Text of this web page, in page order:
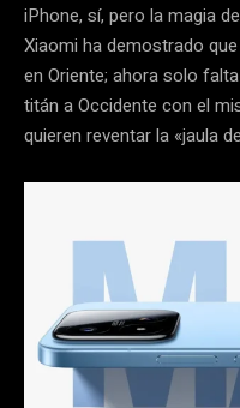
iPhone, sí, pero la magia
Xiaomi ha demostrado
en Oriente; ahora solo
titán a Occidente con el
quieren reventar la «jaula